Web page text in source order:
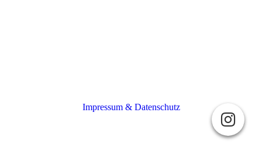
Impressum & Datenschutz